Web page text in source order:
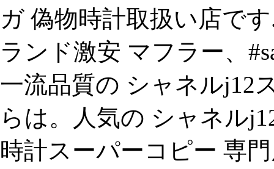
ガ 偽物時計取扱い店で
ランド激安 マフラー、
一流品質の シャネルj12
らは。人気の シャネル
時計スーパーコピー 専